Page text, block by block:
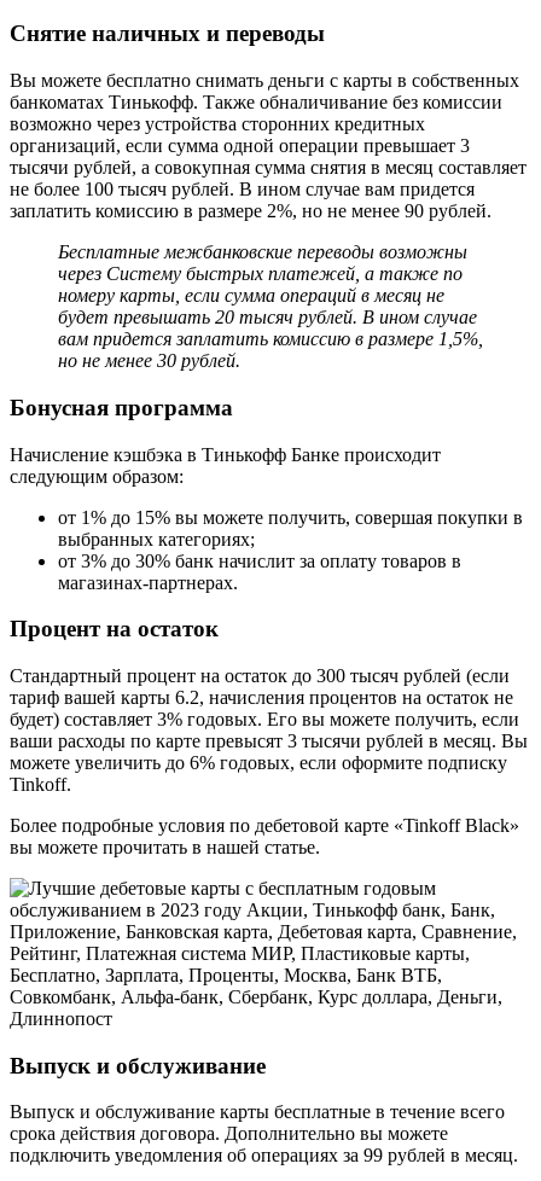
Снятие наличных и переводы
Вы можете бесплатно снимать деньги с карты в собственных
банкоматах Тинькофф. Также обналичивание без комиссии
возможно через устройства сторонних кредитных
организаций, если сумма одной операции превышает 3
тысячи рублей, а совокупная сумма снятия в месяц составляет
не более 100 тысяч рублей. В ином случае вам придется
заплатить комиссию в размере 2%, но не менее 90 рублей.
Бесплатные межбанковские переводы возможны
через Систему быстрых платежей, а также по
номеру карты, если сумма операций в месяц не
будет превышать 20 тысяч рублей. В ином случае
вам придется заплатить комиссию в размере 1,5%,
но не менее 30 рублей.
Бонусная программа
Начисление кэшбэка в Тинькофф Банке происходит
следующим образом:
от 1% до 15% вы можете получить, совершая покупки в
выбранных категориях;
от 3% до 30% банк начислит за оплату товаров в
магазинах-партнерах.
Процент на остаток
Стандартный процент на остаток до 300 тысяч рублей (если
тариф вашей карты 6.2, начисления процентов на остаток не
будет) составляет 3% годовых. Его вы можете получить, если
ваши расходы по карте превысят 3 тысячи рублей в месяц. Вы
можете увеличить до 6% годовых, если оформите подписку
Tinkoff.
Более подробные условия по дебетовой карте «Tinkoff Black»
вы можете прочитать в нашей статье.
Выпуск и обслуживание
Выпуск и обслуживание карты бесплатные в течение всего
срока действия договора. Дополнительно вы можете
подключить уведомления об операциях за 99 рублей в месяц.